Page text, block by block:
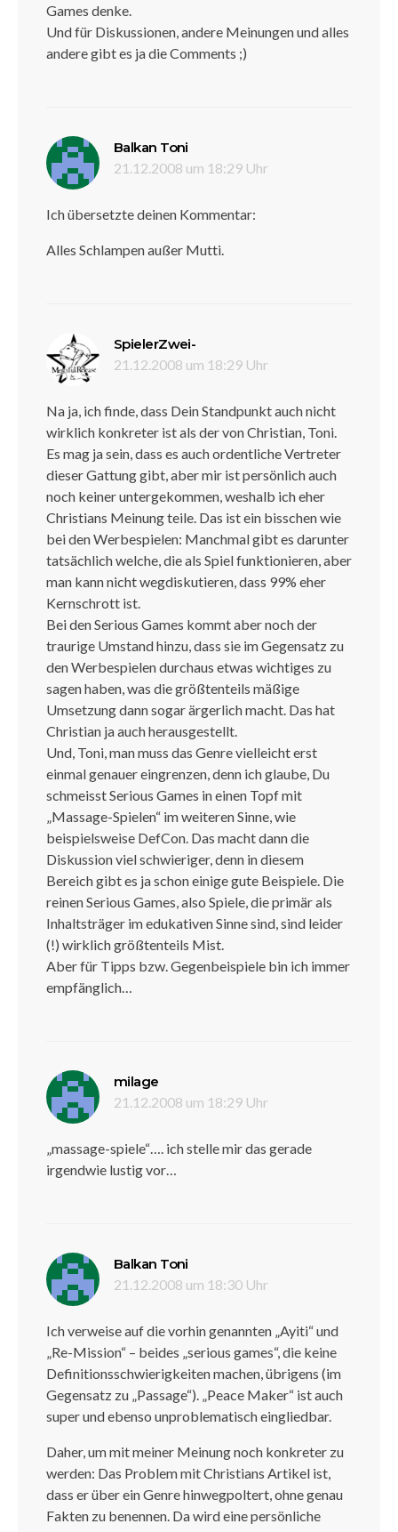
Games denke.
Und für Diskussionen, andere Meinungen und alles
andere gibt es ja die Comments ;)
Balkan Toni
21.12.2008 um 18:29 Uhr
Ich übersetzte deinen Kommentar:
Alles Schlampen außer Mutti.
SpielerZwei-
21.12.2008 um 18:29 Uhr
Na ja, ich finde, dass Dein Standpunkt auch nicht
wirklich konkreter ist als der von Christian, Toni.
Es mag ja sein, dass es auch ordentliche Vertreter
dieser Gattung gibt, aber mir ist persönlich auch
noch keiner untergekommen, weshalb ich eher
Christians Meinung teile. Das ist ein bisschen wie
bei den Werbespielen: Manchmal gibt es darunter
tatsächlich welche, die als Spiel funktionieren, aber
man kann nicht wegdiskutieren, dass 99% eher
Kernschrott ist.
Bei den Serious Games kommt aber noch der
traurige Umstand hinzu, dass sie im Gegensatz zu
den Werbespielen durchaus etwas wichtiges zu
sagen haben, was die größtenteils mäßige
Umsetzung dann sogar ärgerlich macht. Das hat
Christian ja auch herausgestellt.
Und, Toni, man muss das Genre vielleicht erst
einmal genauer eingrenzen, denn ich glaube, Du
schmeisst Serious Games in einen Topf mit
„Massage-Spielen“ im weiteren Sinne, wie
beispielsweise DefCon. Das macht dann die
Diskussion viel schwieriger, denn in diesem
Bereich gibt es ja schon einige gute Beispiele. Die
reinen Serious Games, also Spiele, die primär als
Inhaltsträger im edukativen Sinne sind, sind leider
(!) wirklich größtenteils Mist.
Aber für Tipps bzw. Gegenbeispiele bin ich immer
empfänglich…
milage
21.12.2008 um 18:29 Uhr
„massage-spiele“…. ich stelle mir das gerade
irgendwie lustig vor…
Balkan Toni
21.12.2008 um 18:30 Uhr
Ich verweise auf die vorhin genannten „Ayiti“ und
„Re-Mission“ – beides „serious games“, die keine
Definitionsschwierigkeiten machen, übrigens (im
Gegensatz zu „Passage“). „Peace Maker“ ist auch
super und ebenso unproblematisch eingliedbar.
Daher, um mit meiner Meinung noch konkreter zu
werden: Das Problem mit Christians Artikel ist,
dass er über ein Genre hinwegpoltert, ohne genau
Fakten zu benennen. Da wird eine persönliche